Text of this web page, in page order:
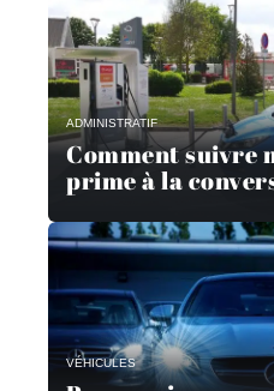
ADMINISTRATIF
Comment suivre
prime à la
VÉHICULES